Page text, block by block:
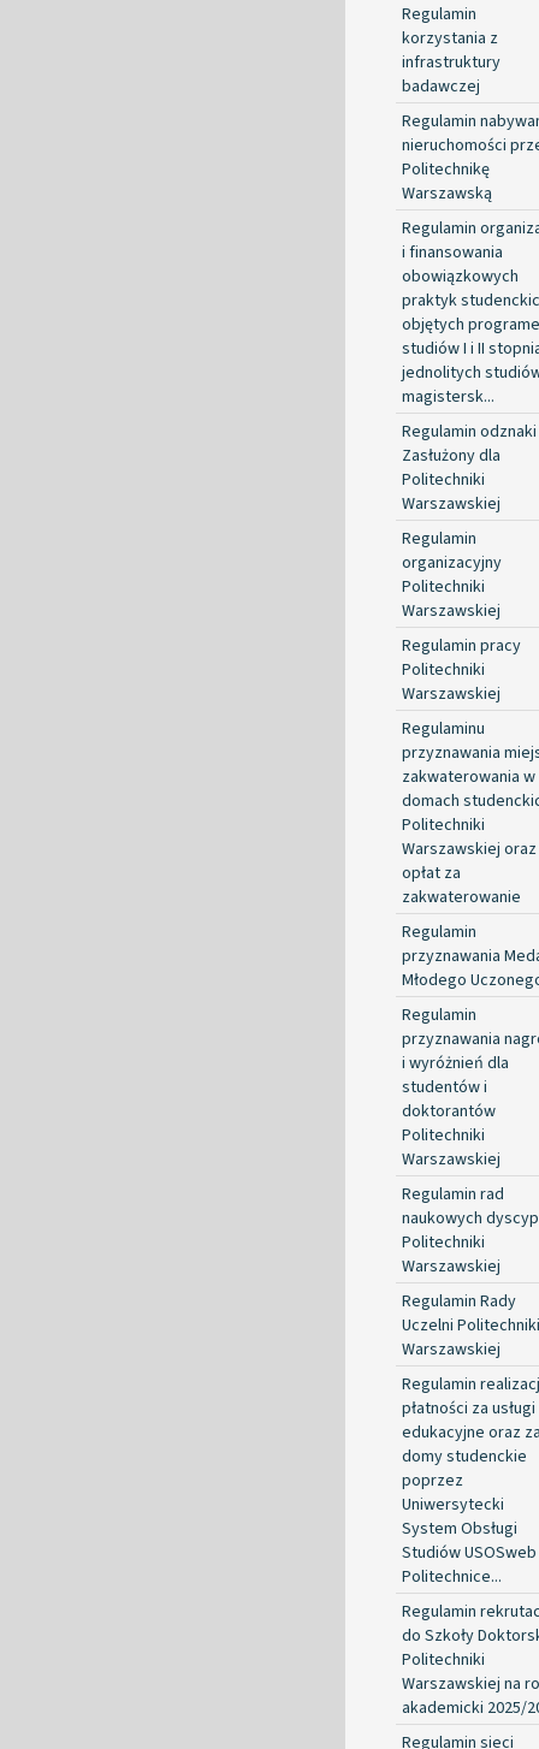
Regulamin
korzystania z
infrastruktury
badawczej
Regulamin
nieruchomości
Politechnikę
Warszawską
Regulamin
i finansowania
obowiązkowych
praktyk
objętych
studiów I i II
jednolitych
magistersk...
Regulamin odznaki
Zasłużony dla
Politechniki
Warszawskiej
Regulamin
organizacyjny
Politechniki
Warszawskiej
Regulamin pracy
Politechniki
Warszawskiej
Regulaminu
przyznawania
zakwaterowania w
domach
Politechniki
Warszawskiej oraz
opłat za
zakwaterowanie
Regulamin
przyznawania
Młodego
Regulamin
przyznawania
i wyróżnień dla
studentów i
doktorantów
Politechniki
Warszawskiej
Regulamin rad
naukowych
Politechniki
Warszawskiej
Regulamin Rady
Uczelni Politechniki
Warszawskiej
Regulamin
płatności za usługi
edukacyjne oraz za
domy studenckie
poprzez
Uniwersytecki
System Obsługi
Studiów
Politechnice...
Regulamin
do Szkoły
Politechniki
Warszawskiej na
akademicki 2025/
Regulamin sieci